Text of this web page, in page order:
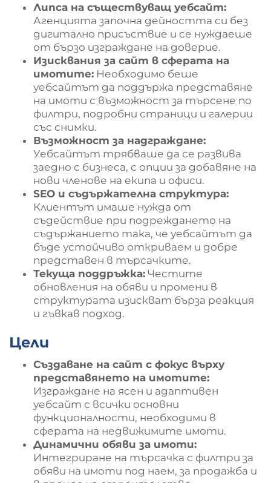
Липса на съществуващ уебсайт:
Агенцията започна дейността си без
дигитално присъствие и се нуждаеше
от бързо изграждане на доверие.
Изисквания за сайт в сферата на
имотите: Необходимо беше
уебсайтът да поддържа представяне
на имоти с възможност за търсене по
филтри, подробни страници и галерии
със снимки.
Възможност за надграждане:
Уебсайтът трябваше да се развива
заедно с бизнеса, с опции за добавяне на
нови членове на екипа и офиси.
SEO и съдържателна структура:
Клиентът имаше нужда от
съдействие при подреждането на
съдържанието така, че уебсайтът да
бъде устойчиво откриваем и добре
представен в търсачките.
Текуща поддръжка: Честите
обновления на обяви и промени в
структурата изискват бърза реакция
и гъвкав подход.
Цели
Създаване на сайт с фокус върху
представянето на имотите:
Изграждане на ясен и адаптивен
уебсайт с всички основни
функционалности, необходими в
сферата на недвижимите имоти.
Динамични обяви за имоти:
Интегриране на търсачка с филтри за
обяви на имоти под наем, за продажба и